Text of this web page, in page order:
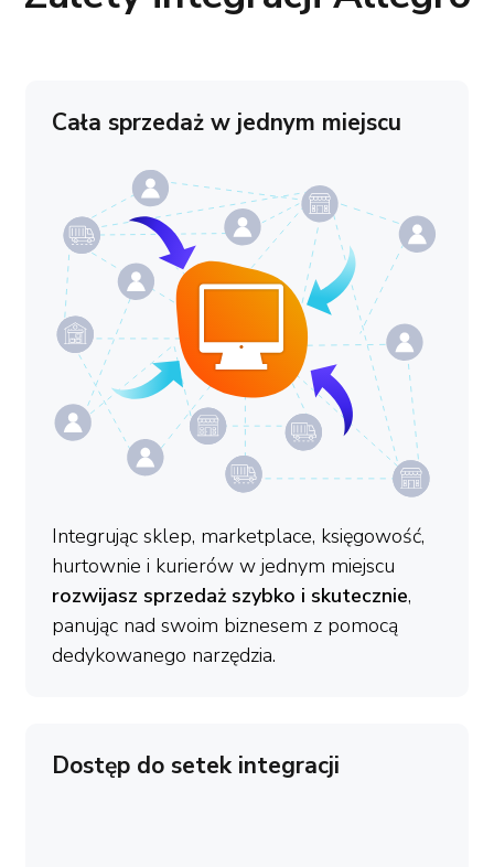
Cała sprzedaż w jednym miejscu
Integrując sklep, marketplace, księgowość,
hurtownie i kurierów w jednym miejscu
rozwijasz sprzedaż szybko i skutecznie,
panując nad swoim biznesem z pomocą
dedykowanego narzędzia.
Dostęp do setek integracji